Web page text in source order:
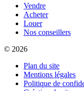
Vendre
Acheter
Louer
Nos conseillers
© 2026
Plan du site
Mentions légales
Politique de